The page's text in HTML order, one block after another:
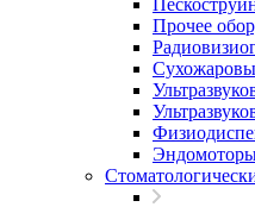
Прочее